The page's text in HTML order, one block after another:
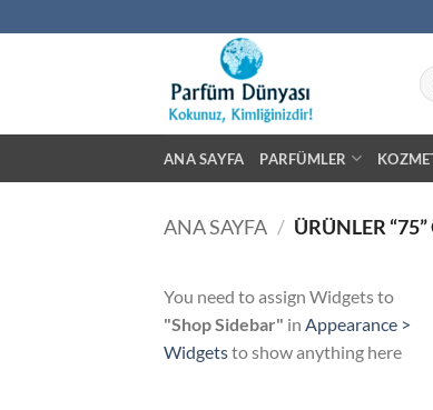
atla
ANA SAYFA PARFÜMLER
ANA SAYFA / ÜRÜNLER
You need to assign Widgets to
"Shop Sidebar" in Appearance >
Widgetsto show anything here